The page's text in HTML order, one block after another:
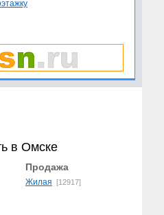
в Омске
Продажа
Жилая [12917]